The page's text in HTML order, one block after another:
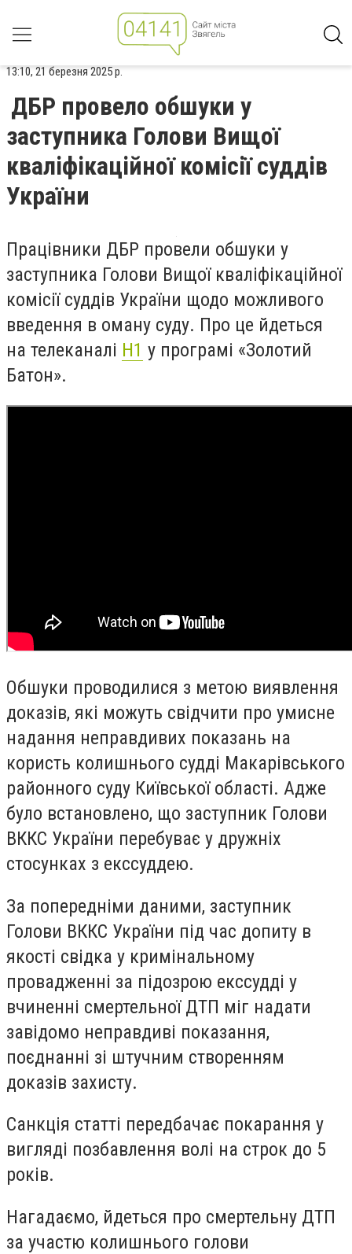
13:10, 21 березня 2025 р.
ДБР провело обшуки у
заступника Голови Вищої
кваліфікаційної комісії суддів
України
Працівники ДБР провели обшуки у
заступника Голови Вищої кваліфікаційної
комісії суддів України щодо можливого
введення в оману суду. Про це йдеться
на телеканалі Н1 у програмі «Золотий
Батон».
Обшуки проводилися з метою виявлення
доказів, які можуть свідчити про умисне
надання неправдивих показань на
користь колишнього судді Макарівського
районного суду Київської області. Адже
було встановлено, що заступник Голови
ВККС України перебуває у дружніх
стосунках з екссуддею.
За попередніми даними, заступник
Голови ВККС України під час допиту в
якості свідка у кримінальному
провадженні за підозрою екссудді у
вчиненні смертельної ДТП міг надати
завідомо неправдиві показання,
поєднанні зі штучним створенням
доказів захисту.
Санкція статті передбачає покарання у
вигляді позбавлення волі на строк до 5
років.
Нагадаємо, йдеться про смертельну ДТП
за участю колишнього голови